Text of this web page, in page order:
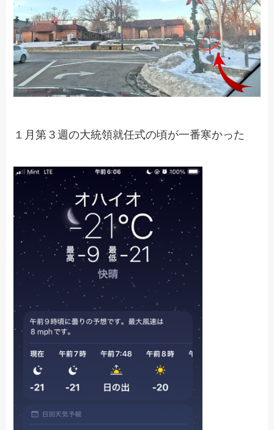
１月第３週の大統領就任式の頃が一番寒かった